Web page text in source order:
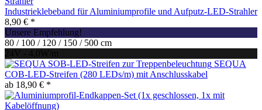
Industrieklebeband für Aluminiumprofile und Aufputz-LED-Strahler
8,90 € *
Unsere Empfehlung!
80 / 100 / 120 / 150 / 500 cm
24V - 4,0W/m
SEQUA
COB-LED-Streifen (280 LEDs/m) mit Anschlusskabel
ab 18,90 € *